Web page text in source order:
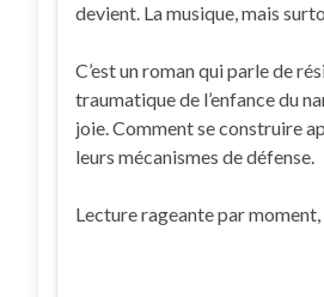
devient. La musique, mais
C’est un roman qui parle de
traumatique de l’enfance du
joie. Comment se construire
leurs mécanismes de défense.
Lecture rageante par